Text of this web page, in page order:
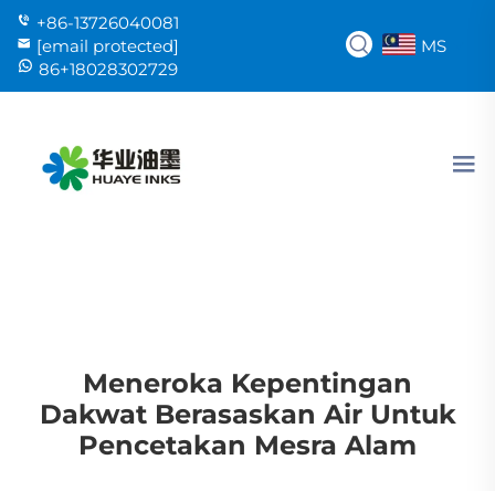
+86-13726040081
[email protected]
86+18028302729
MS
Meneroka Kepentingan
Dakwat Berasaskan Air Untuk
Pencetakan Mesra Alam